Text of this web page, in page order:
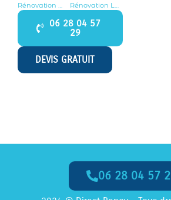
Appelez-Nous dès
06 28 04 57
29
DEVIS GRATUIT
06 28 04 57